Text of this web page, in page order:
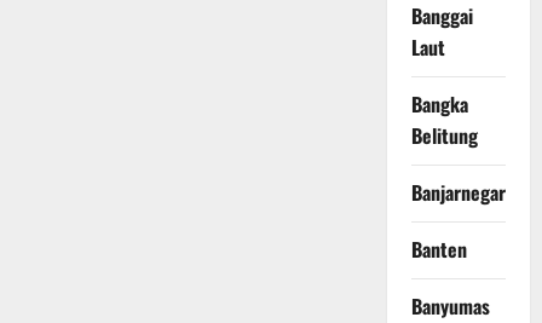
Banggai
Laut
Bangka
Belitung
Banjarnegara
Banten
Banyumas